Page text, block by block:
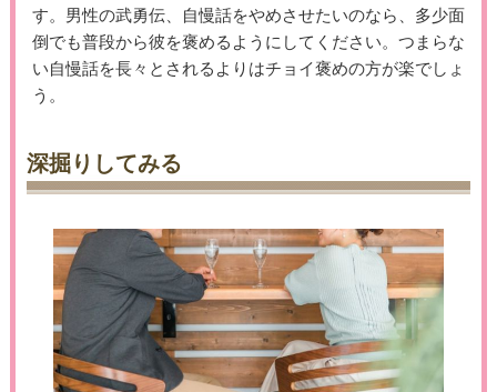
す。男性の武勇伝、自慢話をやめさせたいのなら、多少面
倒でも普段から彼を褒めるようにしてください。つまらな
い自慢話を長々とされるよりはチョイ褒めの方が楽でしょ
う。
深掘りしてみる